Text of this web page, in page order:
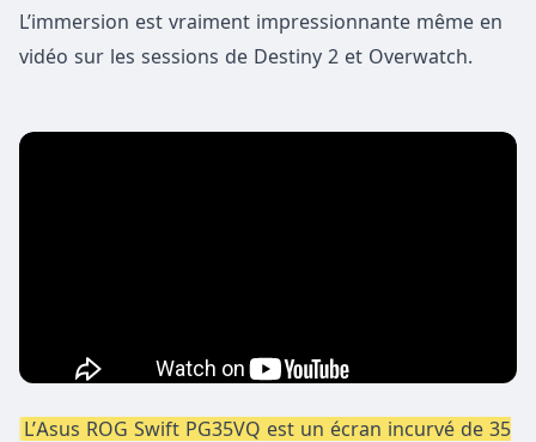
L’immersion est vraiment impressionnante même en
vidéo sur les sessions de Destiny 2 et Overwatch.
L’Asus ROG Swift PG35VQ est un écran incurvé de 35